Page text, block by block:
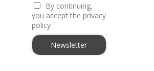
By continuing,
you accept the privacy
policy